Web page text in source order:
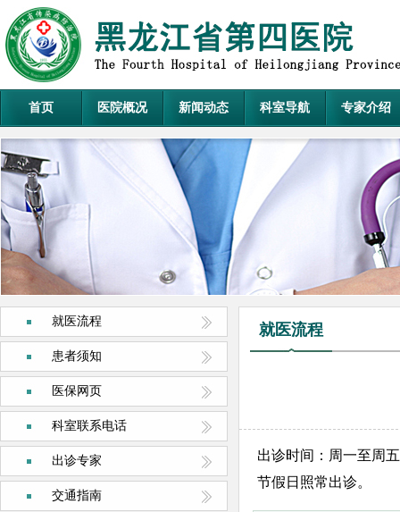
首页 医院概况 新闻动态 科室导航 专家介绍
就医流程
患者须知
医保网页
科室联系电话
出诊专家
交通指南
就医流程
出诊时间： 周一至周
节假日照常出诊。